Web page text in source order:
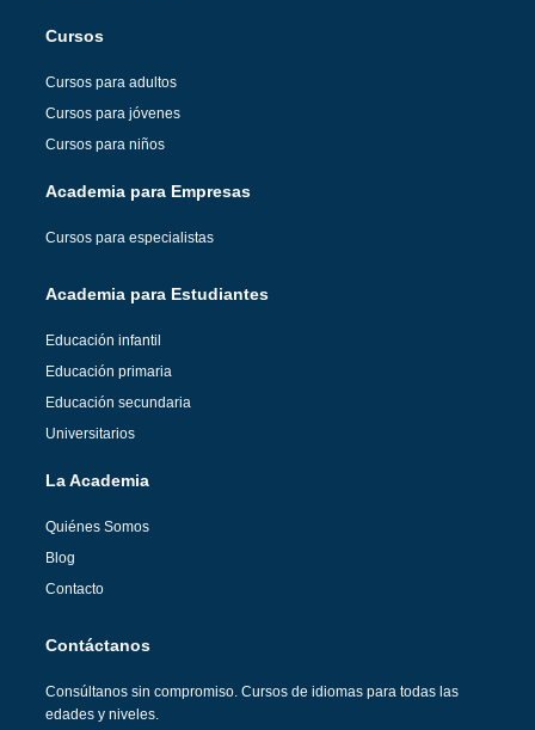
Cursos
Cursos para adultos
Cursos para jóvenes
Cursos para niños
Academia para Empresas
Cursos para especialistas
Academia para Estudiantes
Educación infantil
Educación primaria
Educación secundaria
Universitarios
La Academia
Quiénes Somos
Blog
Contacto
Contáctanos
Consúltanos sin compromiso. Cursos de idiomas para todas las
edades y niveles.